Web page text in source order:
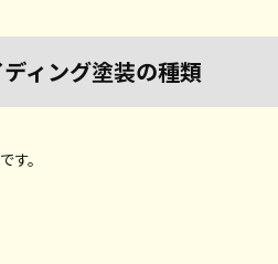
ィング塗装の種類
す。